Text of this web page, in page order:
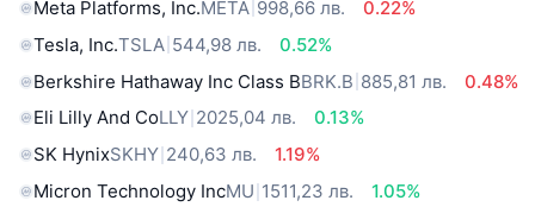
Meta Platforms, Inc.META 998,66 лв.
0.22%
Tesla, Inc.TSLA 544,98 лв.
0.52%
Berkshire Hathaway Inc Class BBRK.B 885,81 лв.
0.48%
Eli Lilly And CoLLY 2025,04 лв.
0.13%
SK HynixSKHY 240,63 лв.
1.19%
Micron Technology IncMU 1511,23 лв.
1.05%